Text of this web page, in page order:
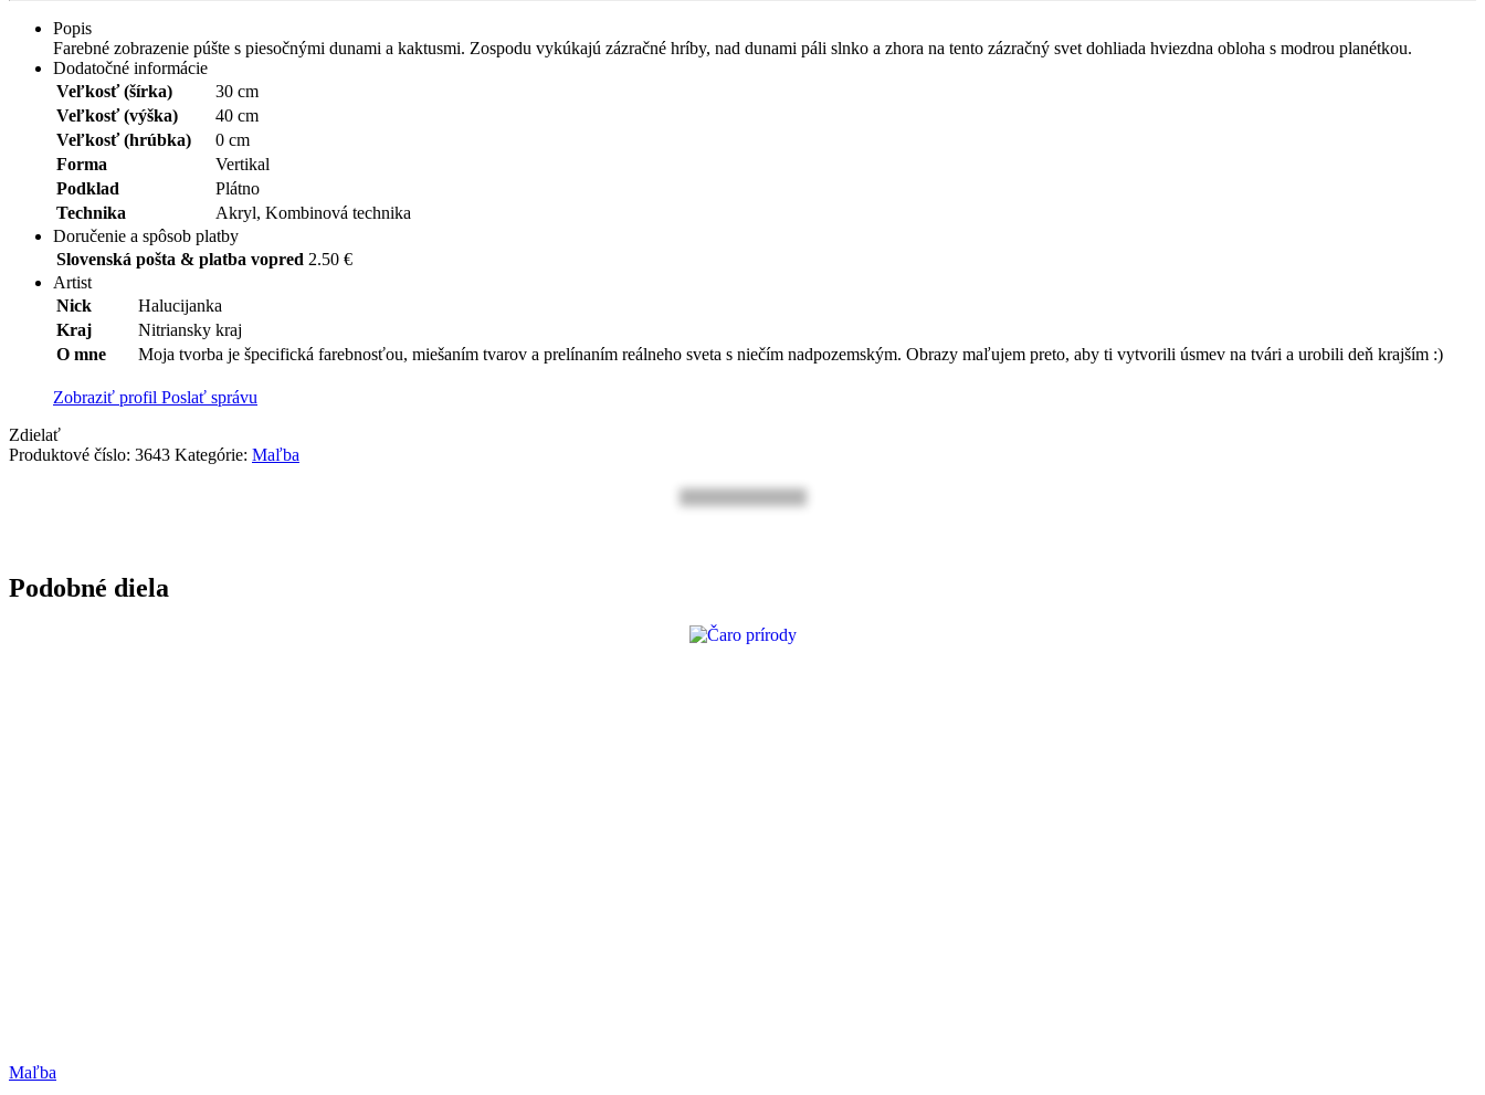
Popis
Farebné zobrazenie púšte s piesočnými dunami a kaktusmi. Zospodu vykúkajú zázračné hríby, nad dunami páli slnko a zhora na tento zázračný svet dohliada hviezdna obloha s modrou planétkou.
Dodatočné informácie
Veľkosť (šírka)
30 cm
Veľkosť (výška)
40 cm
Veľkosť (hrúbka)
0 cm
Forma
Vertikal
Podklad
Plátno
Technika
Akryl, Kombinová technika
Doručenie a spôsob platby
Slovenská pošta & platba vopred 2.50 €
Artist
Nick
Halucijanka
Kraj
Nitriansky kraj
O mne
Moja tvorba je špecifická farebnosťou, miešaním tvarov a prelínaním reálneho sveta s niečím nadpozemským. Obrazy maľujem preto, aby ti vytvorili úsmev na tvári a urobili deň krajším :)
Zobraziť profil Poslať správu
Zdielať
Produktové číslo: 3643 Kategórie: Maľba
Podobné diela
Maľba